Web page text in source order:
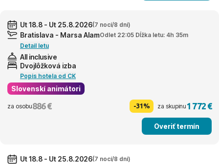
Ut 18.8 - Ut 25.8.2026(7 nocí/8 dní)
Bratislava - Marsa AlamOdlet 22:05 Dĺžka letu: 4h 35m
Detail letu
All inclusive
Dvojlôžková izba
Popis hotela od CK
Slovenskí animátori
za osobu886 € -31% za skupinu1 772 €
Overiť termín
Ut 18.8 - Ut 25.8.2026(7 nocí/8 dní)